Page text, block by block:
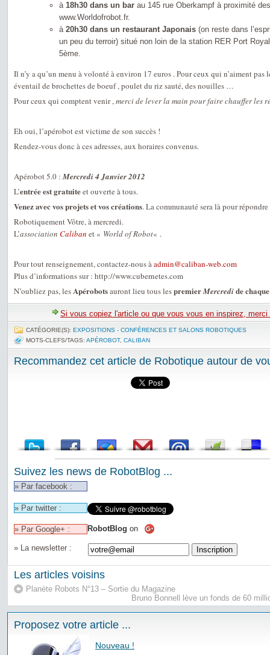
à 18h30 dans un bar au 145 rue Oberkampf à proximité
www.Worldofrobot.fr.
à 20h30 dans un restaurant Japonais (on reste dans
un peu du terroir) situé non loin de la station RER Port
5ème.
Il n’y a qu’un menu à volonté à environ 17 euros . Pour ceux qui n’aiment
éventail de brochettes de boeuf , poulet du riz sauté, des nouilles …
Pour ceux qui comptent venir ,merci de lever la main pour faire chauffer les
Eh oui, l’apérobot est victime de son succès !
Rendez-vous donc à ces adresses, aux horaires convenus.
Apérobot 5.0 :Mercredi 4 Janvier 2012
L’entrée est gratuiteet ouverte à tous.
Venez avec vos projets et vos créations. La communauté sera là pour
Robotiquement Vôtre, à mercredi.
L’association Caliban et « World of Robot« .
Pour tout renseignement, contactez-nous àadmin@caliban-web.com
Plus d’informations sur : http://www.cubernetes.com
N’oubliez pas, lesApérobotsauront lieu tous lespremierMercredide
Si vous copiez l'article ou que vous vous en inspirez,
CATÉGORIE(S): EXPOSITIONS - CONFÉRENCES ET SALONS ROBOTIQUES
MOTS-CLEFS/TAGS: APÉROBOT, CALIBAN
Recommandez cet article de Robotique autour de
Suivez les news de RobotBlog ...
» Par facebook :
» Par twitter :
» Par Google+ : RobotBlog on
» La newsletter :
Les articles voisins
Planète Robots N°13 – Sortie du Magazine
Bruno Bonnell lève un fonds de 60
Proposez votre article ...
Nouveau !